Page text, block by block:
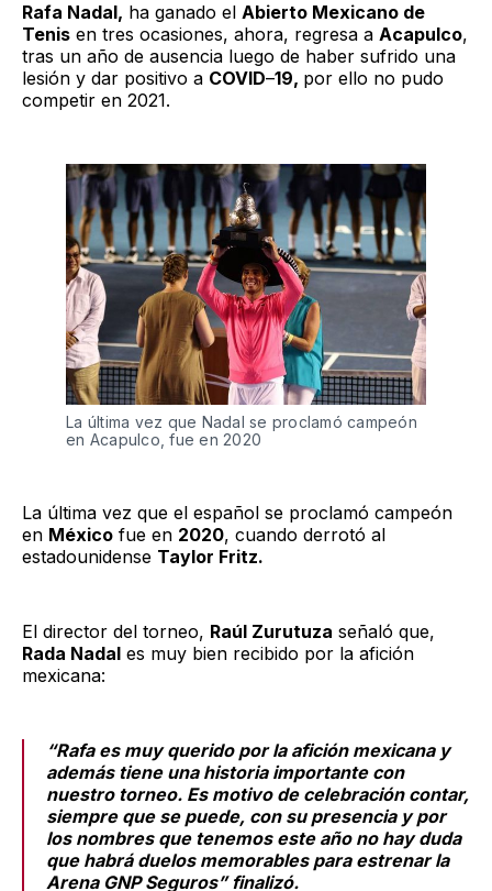
Rafa Nadal, ha ganado el Abierto Mexicano de
Tenis en tres ocasiones, ahora, regresa a Acapulco,
tras un año de ausencia luego de haber sufrido una
lesión y dar positivo a COVID–19, por ello no pudo
competir en 2021.
La última vez que Nadal se proclamó campeón
en Acapulco, fue en 2020
La última vez que el español se proclamó campeón
en México fue en 2020, cuando derrotó al
estadounidense Taylor Fritz.
El director del torneo, Raúl Zurutuza señaló que,
Rada Nadal es muy bien recibido por la afición
mexicana:
“Rafa es muy querido por la afición mexicana y
además tiene una historia importante con
nuestro torneo. Es motivo de celebración contar,
siempre que se puede, con su presencia y por
los nombres que tenemos este año no hay duda
que habrá duelos memorables para estrenar la
Arena GNP Seguros” finalizó.